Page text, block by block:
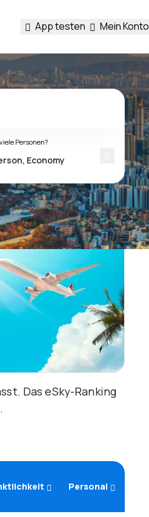
App testen Mein Konto
Personen?
Das eSky-Ranking
Personal